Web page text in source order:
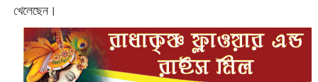
খেলেছেন।